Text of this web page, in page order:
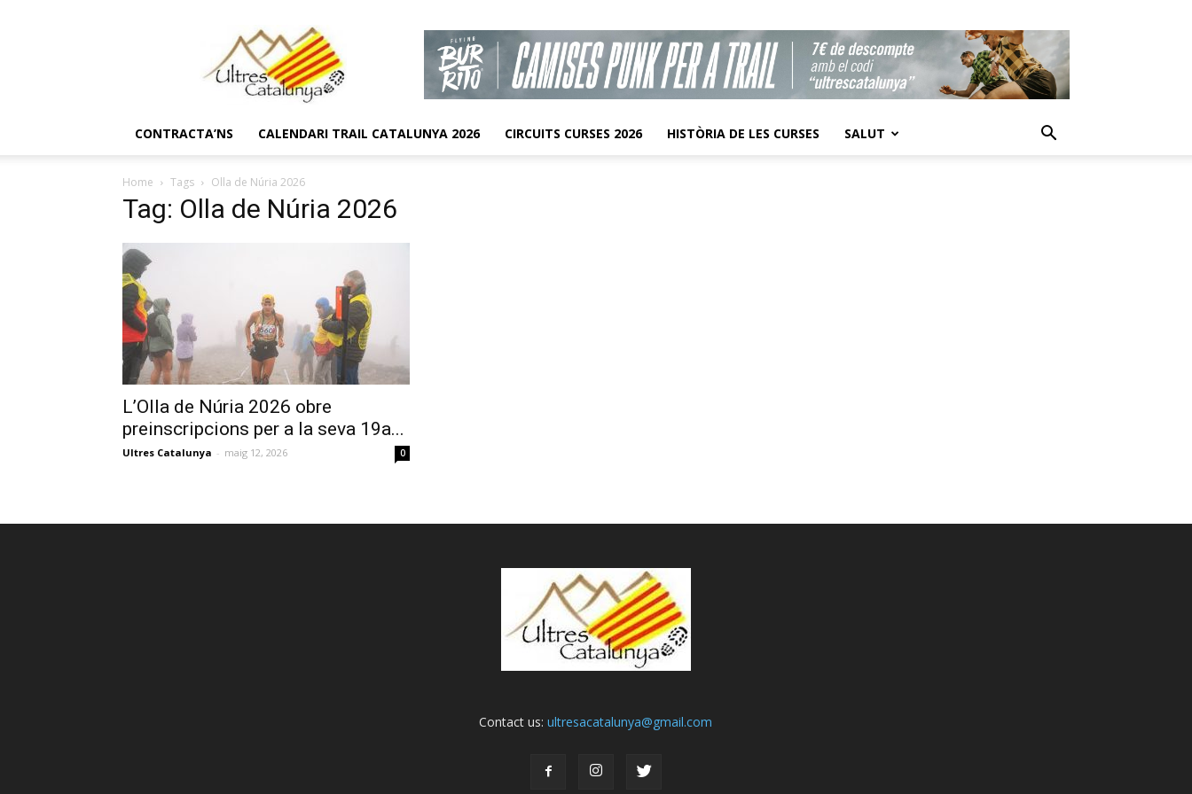
CONTRACTA’NS CALENDARI TRAIL CATALUNYA 2026 CIRCUITS CURSES 2026 HISTÒRIA DE LES CURSES SALUT
Home Tags Olla de Núria 2026
Tag: Olla de Núria 2026
L’Olla de Núria 2026 obre
preinscripcions per a la seva 19a...
Ultres Catalunya - maig 12, 2026 0
Contact us:ultresacatalunya@gmail.com